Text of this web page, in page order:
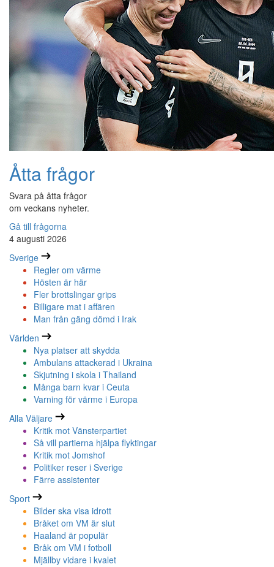
Åtta frågor
Svara på åtta frågor
om veckans nyheter.
Gå till frågorna
4 augusti 2026
Sverige
Regler om värme
Hösten är här
Fler brottslingar grips
Billigare mat i affären
Man från gäng dömd i Irak
Världen
Nya platser att skydda
Ambulans attackerad i Ukraina
Skjutning i skola i Thailand
Många barn kvar i Ceuta
Varning för värme i Europa
Alla Väljare
Kritik mot Vänsterpartiet
Så vill partierna hjälpa flyktingar
Kritik mot Jomshof
Politiker reser i Sverige
Färre assistenter
Sport
Bilder ska visa idrott
Bråket om VM är slut
Haaland är populär
Bråk om VM i fotboll
Mjällby vidare i kvalet